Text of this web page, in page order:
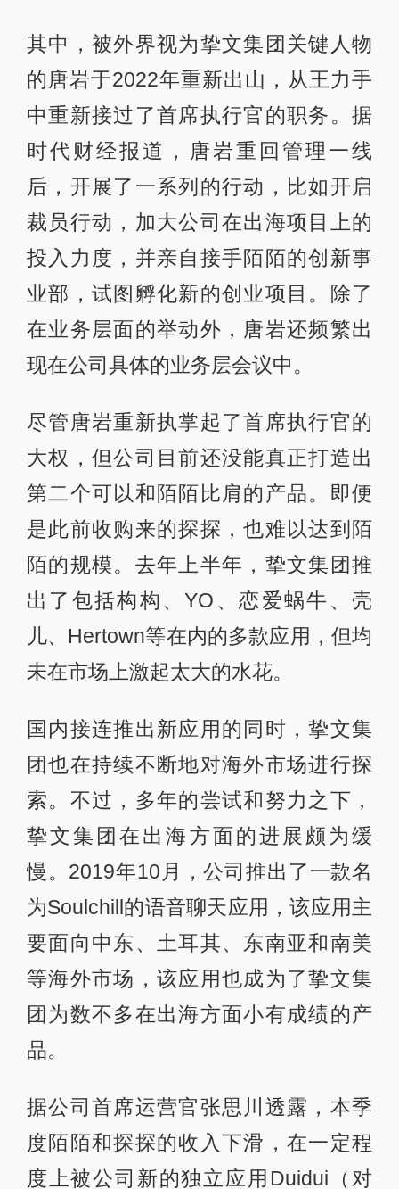
其中，被外界视为挚文集团关键人物
的唐岩于2022年重新出山，从王力手
中重新接过了首席执行官的职务。据
时代财经报道，唐岩重回管理一线
后，开展了一系列的行动，比如开启
裁员行动，加大公司在出海项目上的
投入力度，并亲自接手陌陌的创新事
业部，试图孵化新的创业项目。除了
在业务层面的举动外，唐岩还频繁出
现在公司具体的业务层会议中。
尽管唐岩重新执掌起了首席执行官的
大权，但公司目前还没能真正打造出
第二个可以和陌陌比肩的产品。即便
是此前收购来的探探，也难以达到陌
陌的规模。去年上半年，挚文集团推
出了包括构构、YO、恋爱蜗牛、壳
儿、Hertown等在内的多款应用，但均
未在市场上激起太大的水花。
国内接连推出新应用的同时，挚文集
团也在持续不断地对海外市场进行探
索。不过，多年的尝试和努力之下，
挚文集团在出海方面的进展颇为缓
慢。2019年10月，公司推出了一款名
为Soulchill的语音聊天应用，该应用主
要面向中东、土耳其、东南亚和南美
等海外市场，该应用也成为了挚文集
团为数不多在出海方面小有成绩的产
品。
据公司首席运营官张思川透露，本季
度陌陌和探探的收入下滑，在一定程
度上被公司新的独立应用Duidui（对